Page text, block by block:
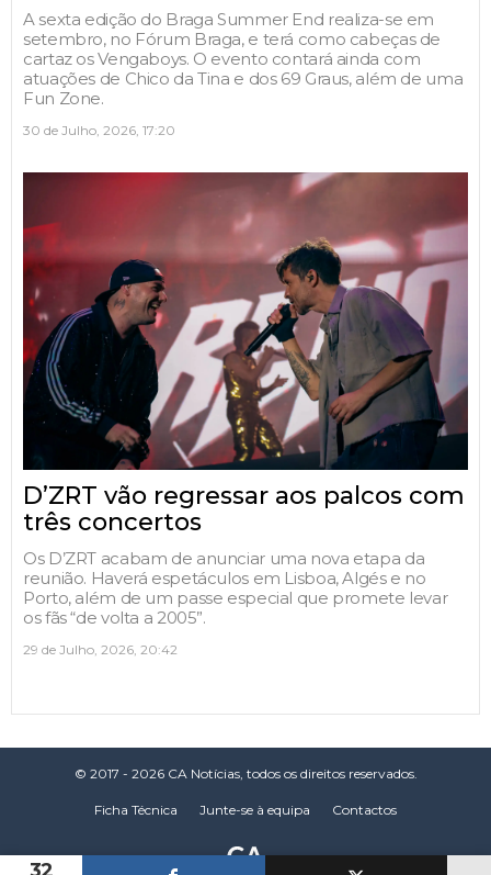
A sexta edição do Braga Summer End realiza-se em
setembro, no Fórum Braga, e terá como cabeças de
cartaz os Vengaboys. O evento contará ainda com
atuações de Chico da Tina e dos 69 Graus, além de uma
Fun Zone.
30 de Julho, 2026, 17:20
D’ZRT vão regressar aos palcos com
três concertos
Os D’ZRT acabam de anunciar uma nova etapa da
reunião. Haverá espetáculos em Lisboa, Algés e no
Porto, além de um passe especial que promete levar
os fãs “de volta a 2005”.
29 de Julho, 2026, 20:42
© 2017 - 2026 CA Notícias, todos os direitos reservados.
Ficha Técnica Junte-se à equipa Contactos